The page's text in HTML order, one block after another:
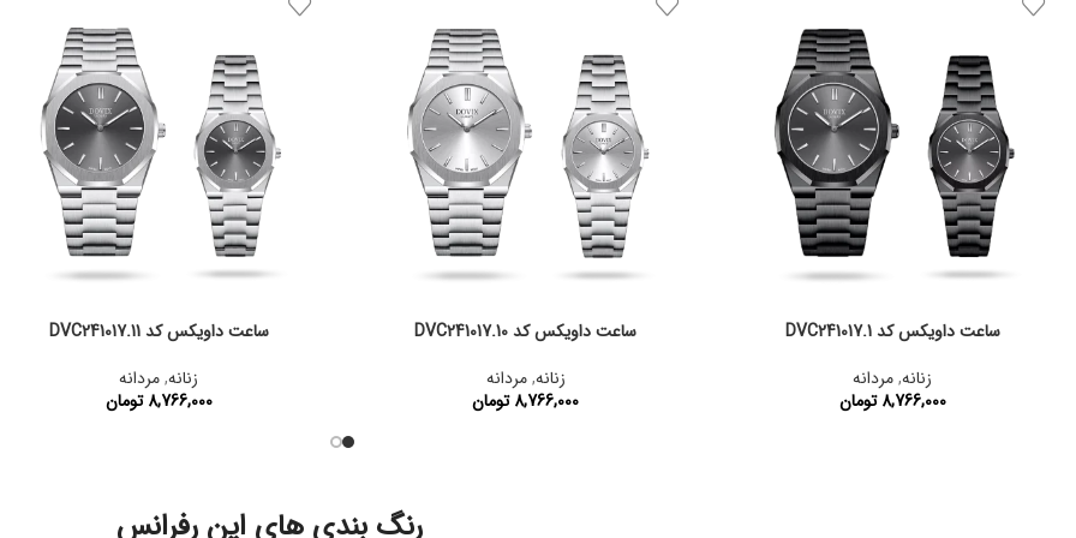
ساعت داویکس کد DVC241017.1
زنانه,مردانه
8,766,000 تومان
ساعت داویکس کد DVC241017.10
زنانه,مردانه
8,766,000 تومان
ساعت داویکس کد DVC241017.11
زنانه,مردانه
8,766,000 تومان
رنگ بندی های این رفرانس